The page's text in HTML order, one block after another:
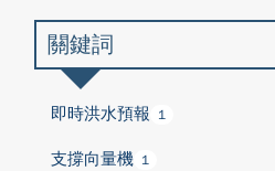
關鍵詞
即時洪水預報 1
支撐向量機 1